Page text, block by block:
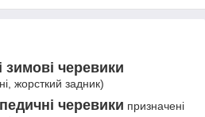
зимові черевики
жорсткий задник)
черевики призначені